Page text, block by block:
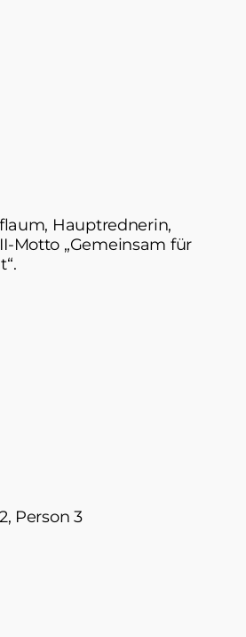
Hauptrednerin,
Motto „Gemeinsam für
Person 3